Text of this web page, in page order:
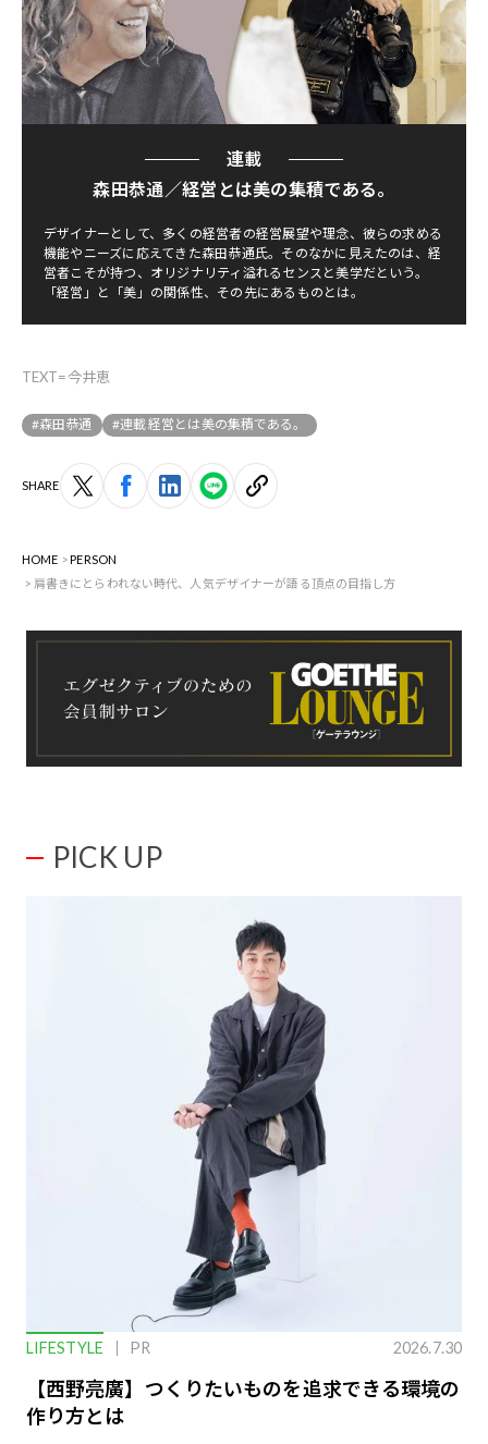
連載
森田恭通／経営とは美の集積である。
デザイナーとして、多くの経営者の経営展望や理念、彼らの求める
機能やニーズに応えてきた森田恭通氏。そのなかに見えたのは、経
営者こそが持つ、オリジナリティ溢れるセンスと美学だという。
「経営」と「美」の関係性、その先にあるものとは。
TEXT=今井恵
#森田恭通 #連載 経営とは美の集積である。
SHARE
HOME
PERSON
肩書きにとらわれない時代、人気デザイナーが語る頂点の目指し方
PICK UP
LIFESTYLE PR 2026.7.30
【西野亮廣】つくりたいものを追求できる環境の
作り方とは